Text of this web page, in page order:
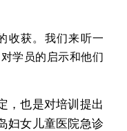
收获。我们来听一
学员的启示和他们
，也是对培训提出
妇女儿童医院急诊